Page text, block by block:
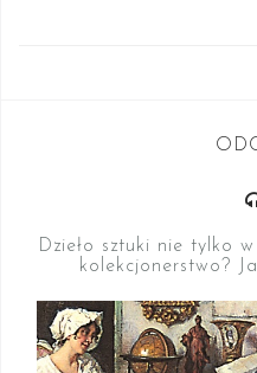
Dzieło sztuki nie tylko
kolekcjonerstwo?